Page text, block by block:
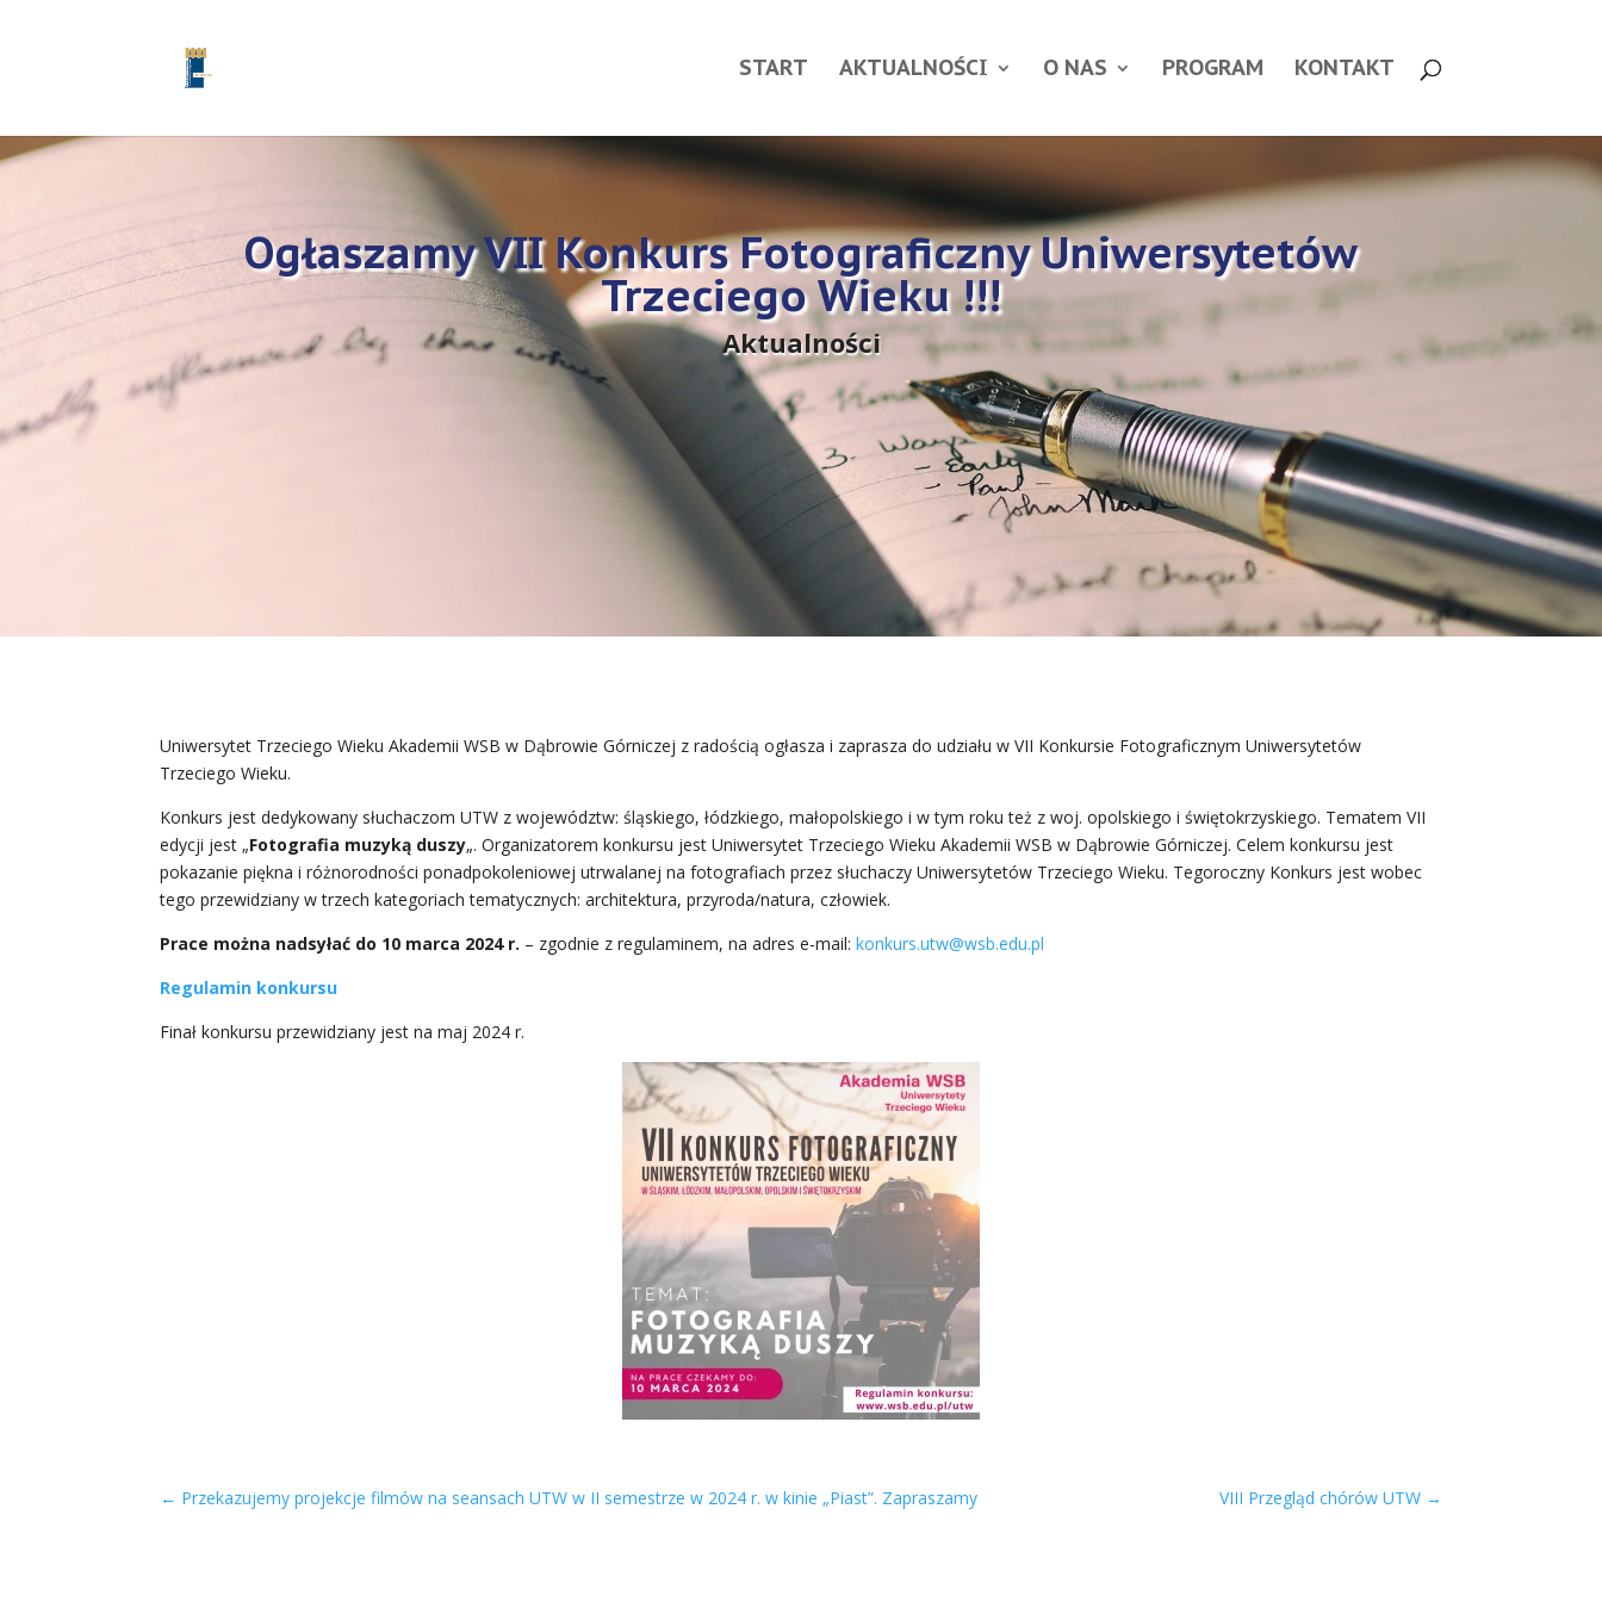
START AKTUALNOŚCI O NAS PROGRAM KONTAKT
Ogłaszamy VII Konkurs Fotograficzny Uniwersytetów
Trzeciego Wieku !!!
Aktualności
Uniwersytet Trzeciego Wieku Akademii WSB w Dąbrowie Górniczej z radością ogłasza i zaprasza do udziału w VII Konkursie Fotograficznym Uniwersytetów
Trzeciego Wieku.
Konkurs jest dedykowany słuchaczom UTW z województw: śląskiego, łódzkiego, małopolskiego i w tym roku też z woj. opolskiego i świętokrzyskiego. Tematem VII
edycji jest „Fotografia muzyką duszy„. Organizatorem konkursu jest Uniwersytet Trzeciego Wieku Akademii WSB w Dąbrowie Górniczej. Celem konkursu jest
pokazanie piękna i różnorodności ponadpokoleniowej utrwalanej na fotografiach przez słuchaczy Uniwersytetów Trzeciego Wieku. Tegoroczny Konkurs jest wobec
tego przewidziany w trzech kategoriach tematycznych: architektura, przyroda/natura, człowiek.
Prace można nadsyłać do 10 marca 2024 r. – zgodnie z regulaminem, na adres e-mail:konkurs.utw@wsb.edu.pl
Regulamin konkursu
Finał konkursu przewidziany jest na maj 2024 r.
← Przekazujemy projekcje filmów na seansach UTW w II semestrze w 2024 r. w kinie „Piast”. Zapraszamy VIII Przegląd chórów UTW→